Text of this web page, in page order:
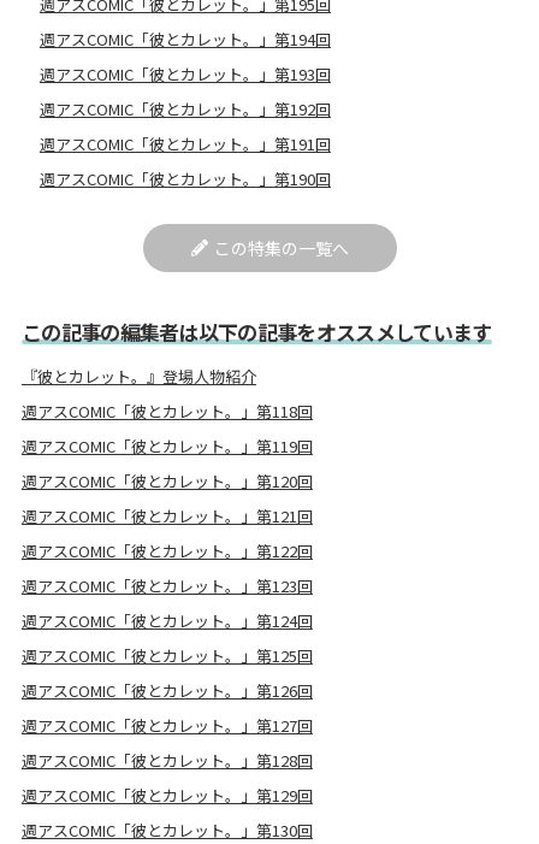
週アスCOMIC「彼とカレット。」第194回
週アスCOMIC「彼とカレット。」第193回
週アスCOMIC「彼とカレット。」第192回
週アスCOMIC「彼とカレット。」第191回
週アスCOMIC「彼とカレット。」第190回
この特集の一覧へ
この記事の編集者は以下の記事をオススメしています
『彼とカレット。』登場人物紹介
週アスCOMIC「彼とカレット。」第118回
週アスCOMIC「彼とカレット。」第119回
週アスCOMIC「彼とカレット。」第120回
週アスCOMIC「彼とカレット。」第121回
週アスCOMIC「彼とカレット。」第122回
週アスCOMIC「彼とカレット。」第123回
週アスCOMIC「彼とカレット。」第124回
週アスCOMIC「彼とカレット。」第125回
週アスCOMIC「彼とカレット。」第126回
週アスCOMIC「彼とカレット。」第127回
週アスCOMIC「彼とカレット。」第128回
週アスCOMIC「彼とカレット。」第129回
週アスCOMIC「彼とカレット。」第130回